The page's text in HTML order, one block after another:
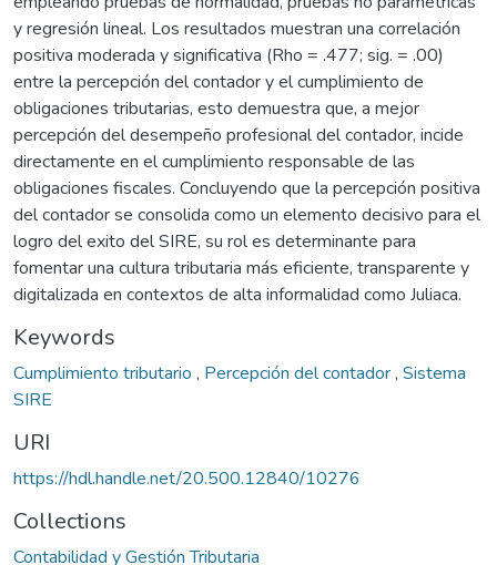
y regresión lineal. Los resultados muestran una correlación
positiva moderada y significativa (Rho = .477; sig. = .00)
entre la percepción del contador y el cumplimiento de
obligaciones tributarias, esto demuestra que, a mejor
percepción del desempeño profesional del contador, incide
directamente en el cumplimiento responsable de las
obligaciones fiscales. Concluyendo que la percepción positiva
del contador se consolida como un elemento decisivo para el
logro del exito del SIRE, su rol es determinante para
fomentar una cultura tributaria más eficiente, transparente y
digitalizada en contextos de alta informalidad como Juliaca.
Keywords
Cumplimiento tributario , Percepción del contador, Sistema
SIRE
URI
https://hdl.handle.net/20.500.12840/10276
Collections
Contabilidad y Gestión Tributaria